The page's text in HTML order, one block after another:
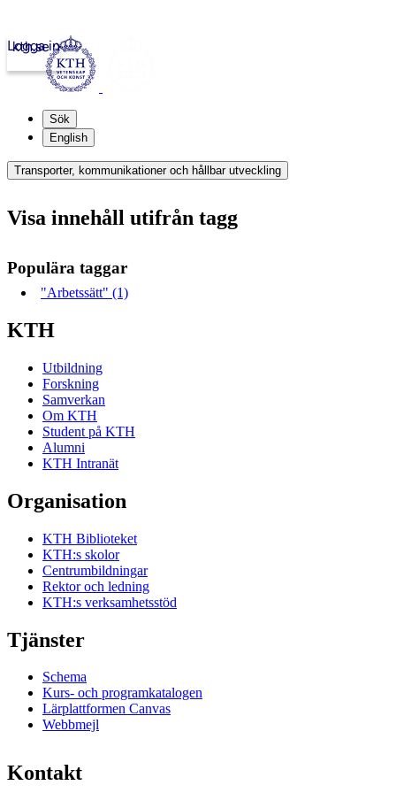
kth.se
Logga in
Sök
English
Transporter, kommunikationer och hållbar utveckling
Visa innehåll utifrån tagg
Populära taggar
"Arbetssätt" (1)
KTH
Utbildning
Forskning
Samverkan
Om KTH
Student på KTH
Alumni
KTH Intranät
Organisation
KTH Biblioteket
KTH:s skolor
Centrumbildningar
Rektor och ledning
KTH:s verksamhetsstöd
Tjänster
Schema
Kurs- och programkatalogen
Lärplattformen Canvas
Webbmejl
Kontakt